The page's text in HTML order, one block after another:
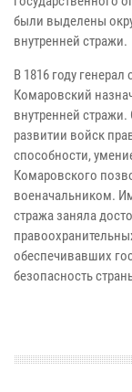
были выделены
внутренней стражи.
В 1816 году
Комаровский
внутренней
развитии войск
способности,
Комаровского
военачальником.
стража заняла
обеспечивавших
безопасность